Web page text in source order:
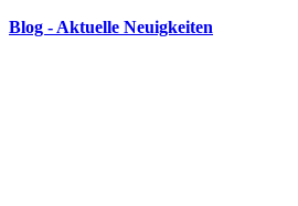
Blog - Aktuelle Neuigkeiten